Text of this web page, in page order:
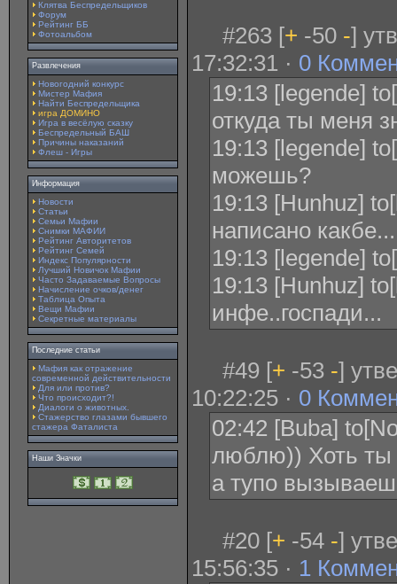
Клятва Беспредельщиков
Форум
Рейтинг ББ
Фотоальбом
Развлечения
Новогодний конкурс
Мистер Мафия
Найти Беспредельщика
игра ДОМИНО
Игра в весёлую сказку
Беспредельный БАШ
Причины наказаний
Флеш - Игры
Информация
Новости
Статьи
Семьи Мафии
Снимки МАФИИ
Рейтинг Авторитетов
Рейтинг Семей
Индекс Популярности
Лучший Новичок Мафии
Часто Задаваемые Вопросы
Начисление очков/денег
Таблица Опыта
Вещи Мафии
Секретные материалы
Последние статьи
Мафия как отражение
современной действительности
Для или против?
Что происходит?!
Диалоги о животных.
Стажерство глазами бывшего
стажера Фаталиста
Наши Значки
#263 [+ -50 -]
17:32:31 · 0
19:13 [legende]
откуда ты меня
19:13 [legende]
можешь?
19:13 [Hunhuz]
написано
19:13 [legende]
19:13 [Hunhuz]
инфе..госпади...
#49 [+ -53 -]
10:22:25 · 0
02:42 [Buba]
люблю)) Хоть ты
а тупо
#20 [+ -54 -]
15:56:35 · 1